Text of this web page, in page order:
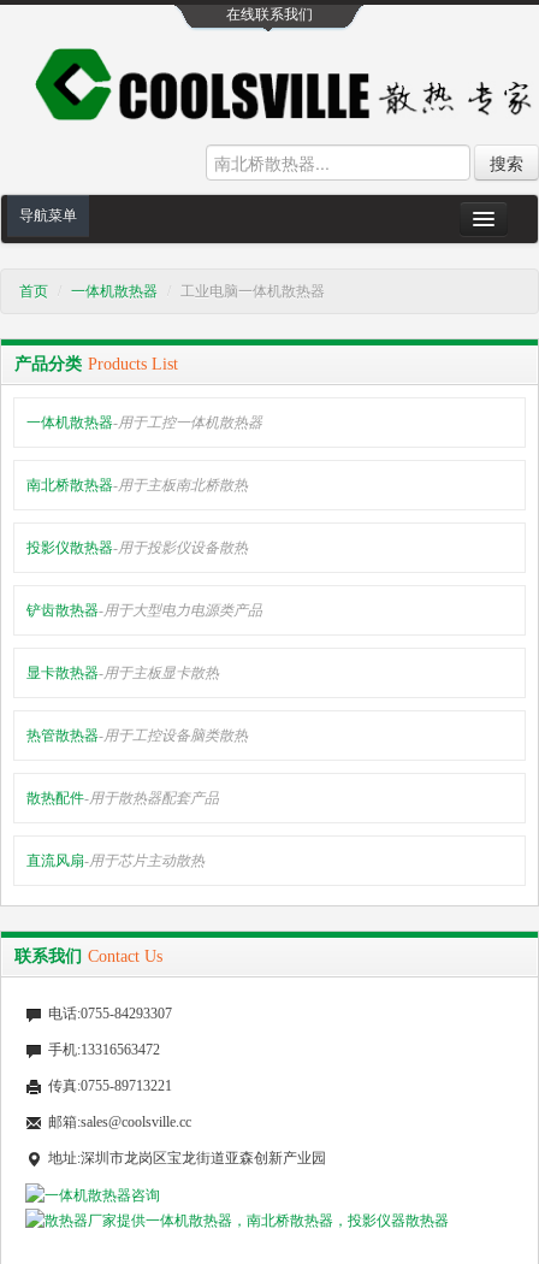
在线联系我们
搜索
导航菜单
散热产品
行业资讯
联系我们
首页 一体机散热器 工业电脑一体机散热器
产品分类 Products List
一体机散热器-用于工控一体机散热器
南北桥散热器-用于主板南北桥散热
投影仪散热器-用于投影仪设备散热
铲齿散热器-用于大型电力电源类产品
显卡散热器-用于主板显卡散热
热管散热器-用于工控设备脑类散热
散热配件-用于散热器配套产品
直流风扇-用于芯片主动散热
联系我们 Contact Us
电话:0755-84293307
手机:13316563472
传真:0755-89713221
邮箱:sales@coolsville.cc
地址:深圳市龙岗区宝龙街道亚森创新产业园